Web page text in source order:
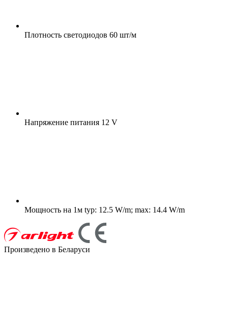
Плотность светодиодов 60 шт/м
Напряжение питания 12 V
Мощность на 1м typ: 12.5 W/m; max: 14.4 W/m
Произведено в Беларуси